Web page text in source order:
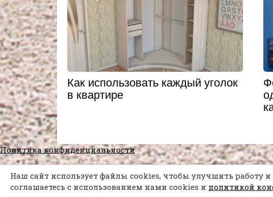
Как использовать каждый уголок
в квартире
Каждая мелочь может послужить твоему
Политика конфиденциальности
Наш сайт использует файлы cookies, чтобы улучшить работу
соглашаетесь с использованием нами cookies и политикой